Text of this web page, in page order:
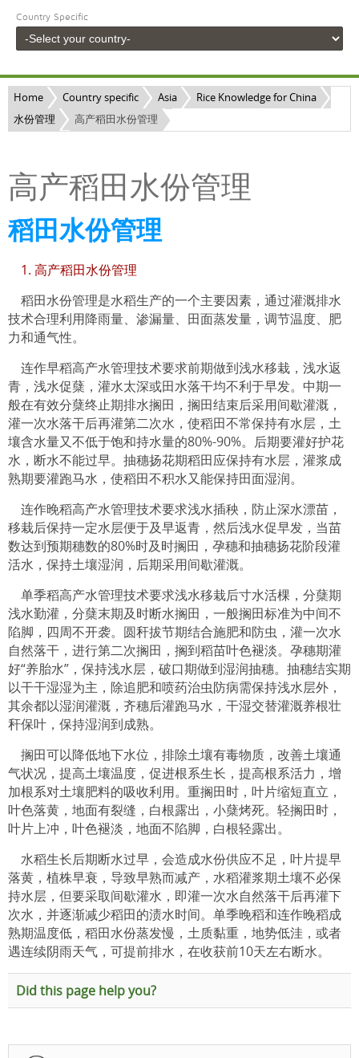
Country Specific
Home Country specific Asia
Rice Knowledge for China
水份管理
高产稻田水份管理
高产稻田水份管理
稻田水份管理
1. 高产稻田水份管理
稻田水份管理是水稻生产的一个主要因素，通过灌溉排水
技术合理利用降雨量、渗漏量、田面蒸发量，调节温度、肥
力和通气性。
连作早稻高产水管理技术要求前期做到浅水移栽，浅水返
青，浅水促蘖，灌水太深或田水落干均不利于早发。中期一
般在有效分蘖终止期排水搁田，搁田结束后采用间歇灌溉，
灌一次水落干后再灌第二次水，使稻田不常保持有水层，土
壤含水量又不低于饱和持水量的80%-90%。后期要灌好护花
水，断水不能过早。抽穗扬花期稻田应保持有水层，灌浆成
熟期要灌跑马水，使稻田不积水又能保持田面湿润。
连作晚稻高产水管理技术要求浅水插秧，防止深水漂苗，
移栽后保持一定水层便于及早返青，然后浅水促早发，当苗
数达到预期穗数的80%时及时搁田，孕穗和抽穗扬花阶段灌
活水，保持土壤湿润，后期采用间歇灌溉。
单季稻高产水管理技术要求浅水移栽后寸水活棵，分蘖期
浅水勤灌，分蘖末期及时断水搁田，一般搁田标准为中间不
陷脚，四周不开袭。圆秆拔节期结合施肥和防虫，灌一次水
自然落干，进行第二次搁田，搁到稻苗叶色褪淡。孕穗期灌
好“养胎水”，保持浅水层，破口期做到湿润抽穗。抽穗结实期
以干干湿湿为主，除追肥和喷药治虫防病需保持浅水层外，
其余都以湿润灌溉，齐穗后灌跑马水，干湿交替灌溉养根壮
秆保叶，保持湿润到成熟。
搁田可以降低地下水位，排除土壤有毒物质，改善土壤通
气状况，提高土壤温度，促进根系生长，提高根系活力，增
加根系对土壤肥料的吸收利用。重搁田时，叶片缩短直立，
叶色落黄，地面有裂缝，白根露出，小蘖烤死。轻搁田时，
叶片上冲，叶色褪淡，地面不陷脚，白根轻露出。
水稻生长后期断水过早，会造成水份供应不足，叶片提早
落黄，植株早衰，导致早熟而减产，水稻灌浆期土壤不必保
持水层，但要采取间歇灌水，即灌一次水自然落干后再灌下
次水，并逐渐减少稻田的渍水时间。单季晚稻和连作晚稻成
熟期温度低，稻田水份蒸发慢，土质黏重，地势低洼，或者
遇连续阴雨天气，可提前排水，在收获前10天左右断水。
Did this page help you?